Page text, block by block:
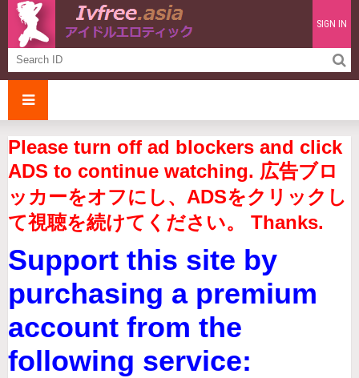
SIGN IN
Please turn off ad blockers and click
ADS to continue watching. 広告ブロ
ッカーをオフにし、ADSをクリックし
て視聴を続けてください。 Thanks.
Support this site by
purchasing a premium
account from the
following service: